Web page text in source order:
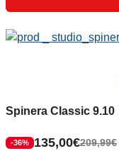
Spinera Classic 9.10
-36% 209,99€
135,00€